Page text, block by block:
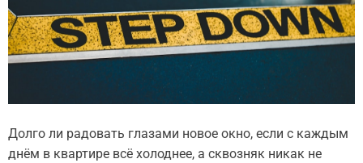
Долго ли радовать глазами новое окно, если с каждым
днём в квартире всё холоднее, а сквозняк никак не